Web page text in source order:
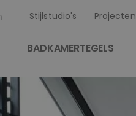
Stijlstudio's Projecten
BADKAMERTEGELS